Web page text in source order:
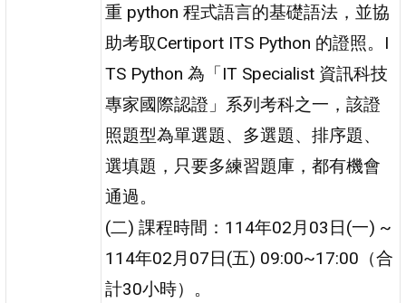
重 python 程式語言的基礎語法，並協
助考取Certiport ITS Python 的證照。I
TS Python 為「IT Specialist 資訊科技
專家國際認證」系列考科之一，該證
照題型為單選題、多選題、排序題、
選填題，只要多練習題庫，都有機會
通過。
(二) 課程時間：114年02月03日(一) ~
114年02月07日(五) 09:00~17:00（合
計30小時）。